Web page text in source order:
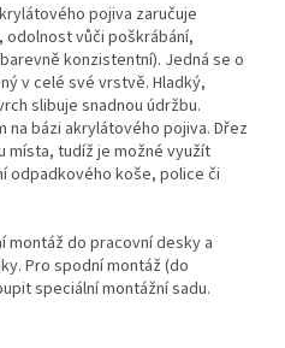
pojiva zaručuje
vůči poškrábání,
konzistentní). Jedná se o
v celé své vrstvě. Hladký,
slibuje snadnou údržbu.
bázi akrylátového pojiva. Dřez
místa, tudíž je možné využít
odpadkového koše, police či
montáž do pracovní desky a
Pro spodní montáž (do
speciální montážní sadu.